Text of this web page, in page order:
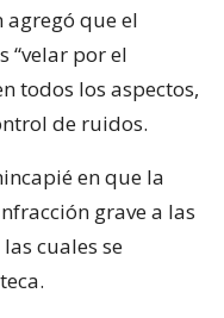
agregó que el
“velar por el
todos los aspectos,
de ruidos.
en que la
grave a las
cuales se